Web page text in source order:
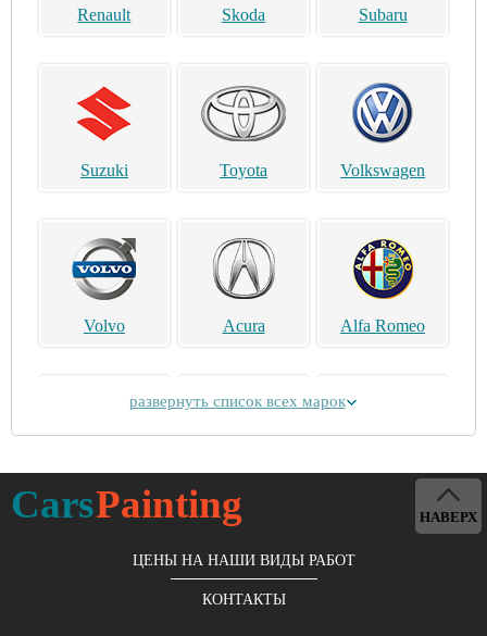
Renault Skoda Subaru
Suzuki Toyota Volkswagen
Volvo Acura Alfa Romeo
развернуть список всех марок
CarsPainting
ЦЕНЫ НА НАШИ ВИДЫ РАБОТ
КОНТАКТЫ
НАВЕРХ